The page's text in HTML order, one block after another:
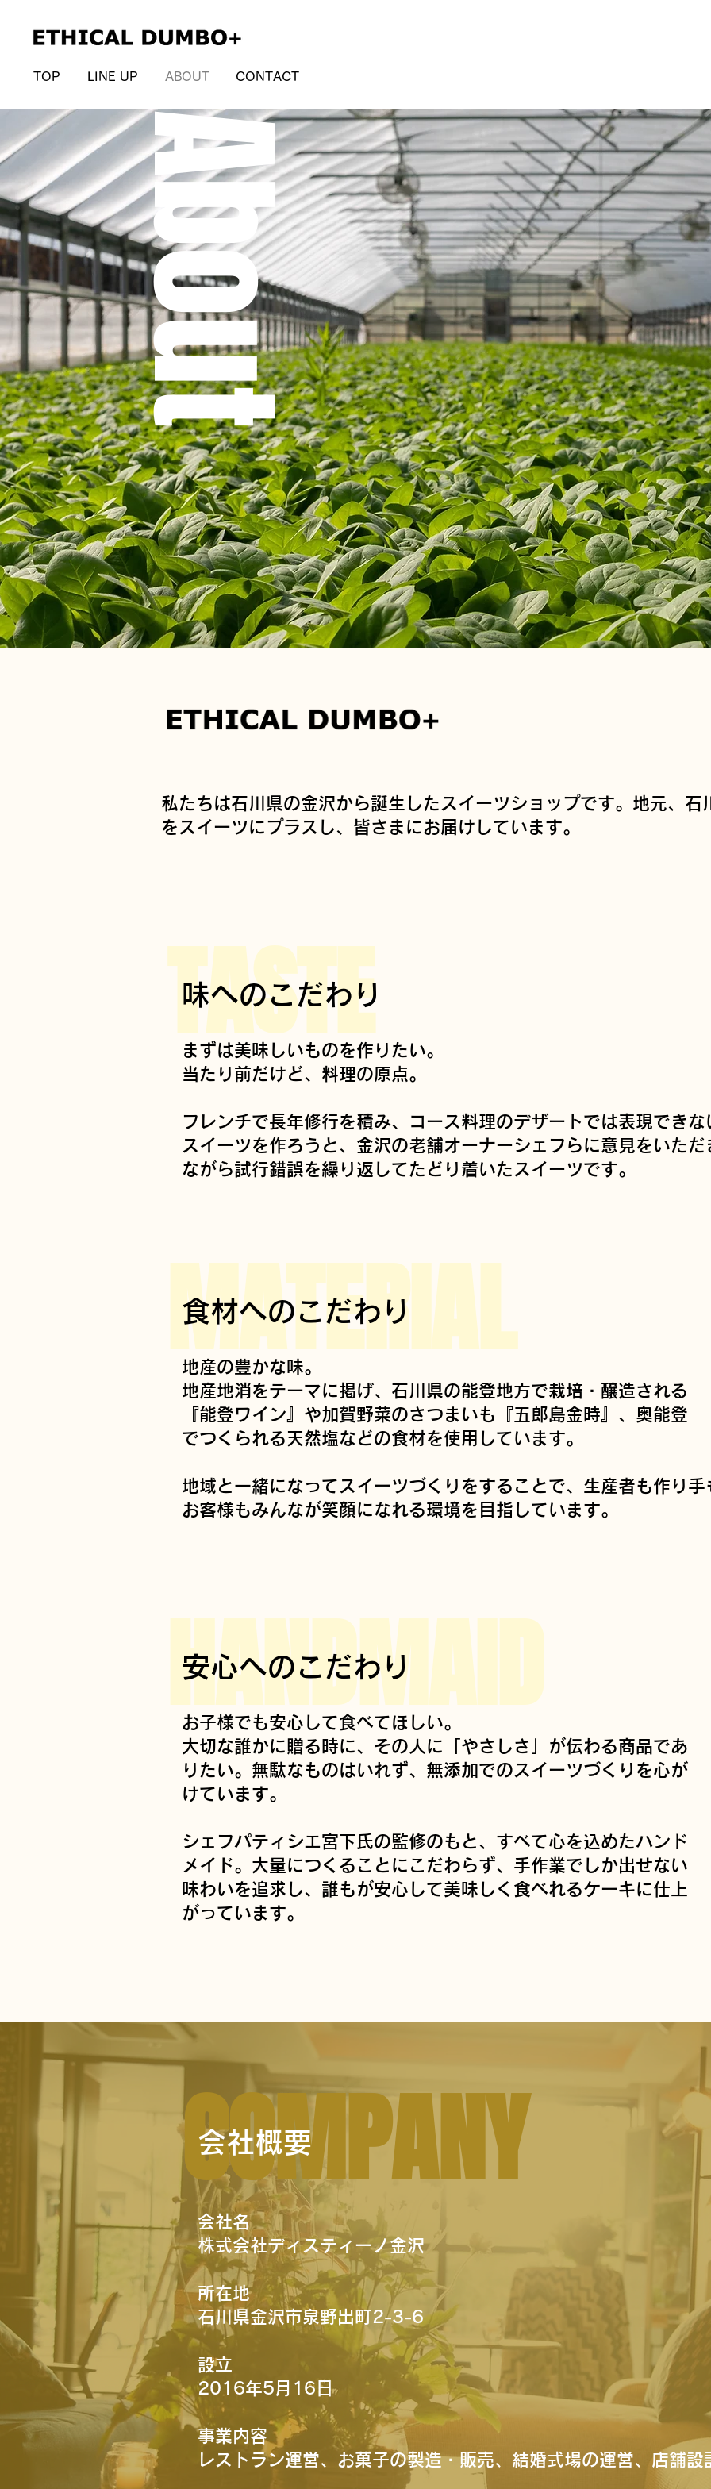
TOP LINE UP ABOUT CONTACT
About
私たちは石川県の金沢から誕生したスイーツショップです。地元、石
をスイーツにプラスし、皆さまにお届けしています。
TASTE
味へのこだわり
まずは美味しいものを作りたい。
当たり前だけど、料理の原点。
フレンチで長年修行を積み、コース料理のデザートでは表現できな
スイーツを作ろうと、金沢の老舗オーナーシェフらに意見をいただ
ながら試行錯誤を繰り返してたどり着いたスイーツです。
MATERIAL
食材へのこだわり
地産の豊かな味。
地産地消をテーマに掲げ、石川県の能登地方で栽培・醸造される
​『能登ワイン』や加賀野菜のさつまいも『五郎島金時』、奥能登
でつくられる天然塩などの食材を使用しています。
地域と一緒になってスイーツづくりをすることで、生産者も作り手
お客様もみんなが笑顔になれる環境を目指しています。
HANDMAID
安心へのこだわり
お子様でも安心して食べてほしい。
大切な誰かに贈る時に、その人に「やさしさ」が伝わる商品であ
りたい。 無駄なものはいれず、無添加でのスイーツづくりを心が
けています。​
シェフパティシエ宮下氏の監修のもと、すべて心を込めたハンド
メイド。 ​大量につくることにこだわらず、手作業でしか出せない
味わいを追求し、誰もが安心して美味しく食べれるケーキに仕上
がっています。
COMPANY
会社概要
会社名
株式会社ディスティーノ金沢
所在地
​石川県金沢市泉野出町2-3-6
設立
2016年5月16日
事業内容
レストラン運営、お菓子の製造・販売、結婚式場の運営、店舗設